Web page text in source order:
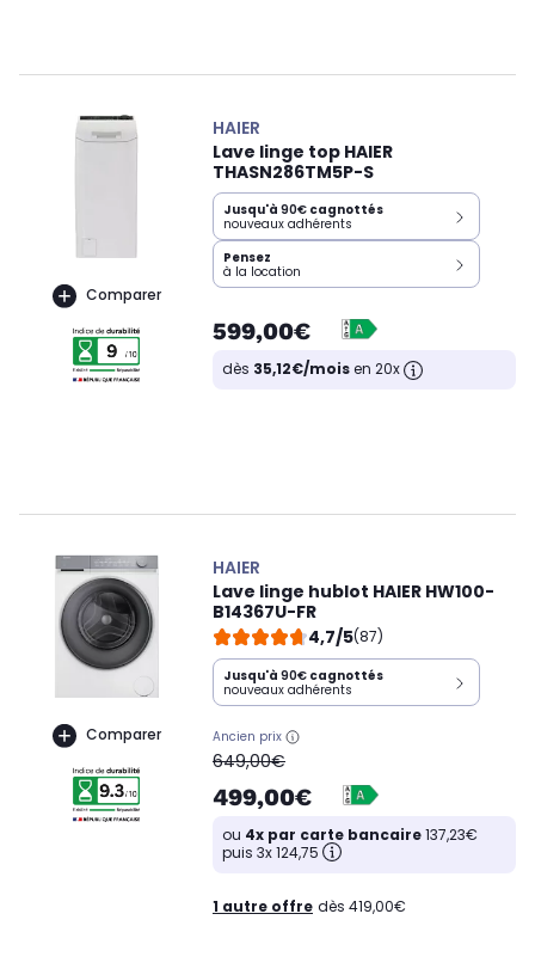
Comparer
HAIER
Lave linge top HAIER
THASN286TM5P-S
Jusqu'à 90€ cagnottés
nouveaux adhérents
Pensez
à la location
599,00€
dès 35,12€/moisen 20x
Comparer
HAIER
Lave linge hublot HAIER HW100-
B14367U-FR
4,7/5(87)
Jusqu'à 90€ cagnottés
nouveaux adhérents
Ancien prix
oldPrice
649,00€
499,00€
ou 4x par carte bancaire137,23€
puis 3x 124,75
1 autre offre dès 419,00€